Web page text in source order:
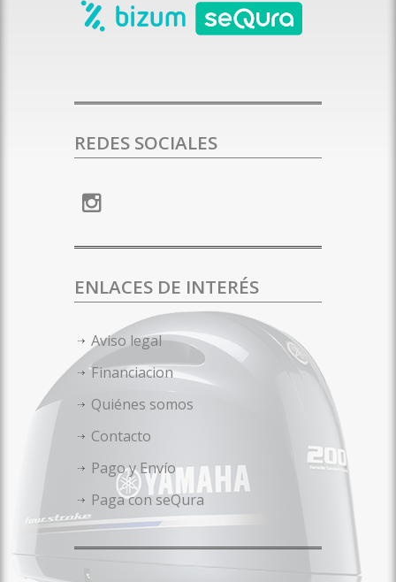
REDES SOCIALES
ENLACES DE INTERÉS
Aviso legal
Financiacion
Quiénes somos
Contacto
Pago y Envío
Paga con seQura